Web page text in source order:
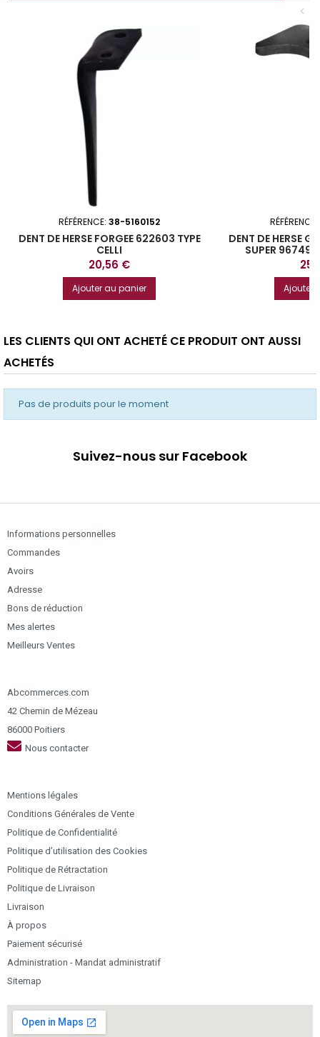
<
RÉFÉRENCE: 38-5160152
DENT DE HERSE FORGEE 622603 TYPE
CELLI
Prix
20,56 €
Ajouter au panier
RÉFÉRENCE:
DENT DE HERSE
SUPER 967496
Prix
Ajouter
LES CLIENTS QUI ONT ACHETÉ CE PRODUIT ONT AUSSI
ACHETÉS
Pas de produits pour le moment
Suivez-nous sur Facebook
Informations personnelles
Commandes
Avoirs
Adresse
Bons de réduction
Mes alertes
Meilleurs Ventes
Abcommerces.com
42 Chemin de Mézeau
86000 Poitiers
Nous contacter
Mentions légales
Conditions Générales de Vente
Politique de Confidentialité
Politique d’utilisation des Cookies
Politique de Rétractation
Politique de Livraison
Livraison
À propos
Paiement sécurisé
Administration - Mandat administratif
Sitemap